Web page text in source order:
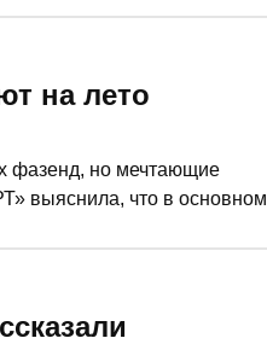
на лето
фазенд, но мечтающие
выяснила, что в основном